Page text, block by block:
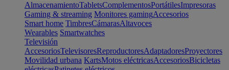
AlmacenamientoTabletsComplementosPortátilesImpresoras
Gaming & streaming Monitores gamingAccesorios
Smart home TimbresCámarasAltavoces
Wearables Smartwatches
Televisión
AccesoriosTelevisoresReproductoresAdaptadoresProyectores
Movilidad urbana KartsMotos eléctricasAccesoriosBicicletas